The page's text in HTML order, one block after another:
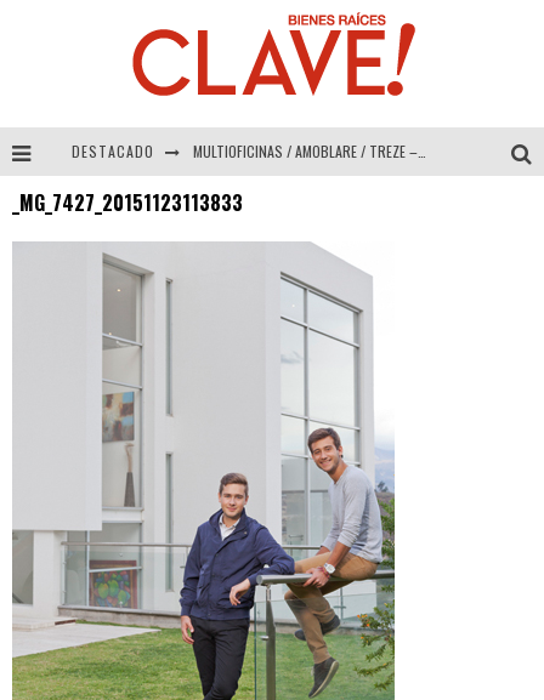
DESTACADO MULTIOFICINAS / AMOBLARE / TREZE – Especial Interiorismo & Decoración 2026
_MG_7427_20151123113833